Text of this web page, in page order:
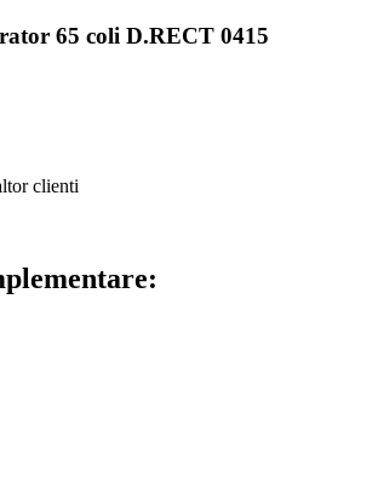
65 coli D.RECT 0415
clienti